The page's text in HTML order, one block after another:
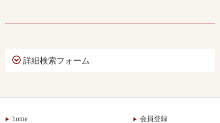
詳細検索フォーム
home
会員登録